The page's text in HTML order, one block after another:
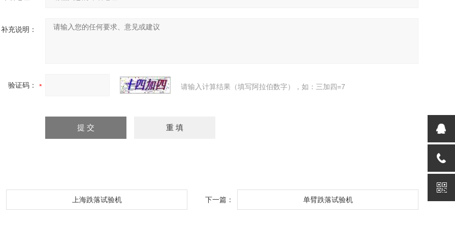
补充说明：
验证码： 请输入计算结果（填写阿拉伯数字），如：三加四=7
上海跌落试验机 下一篇： 单臂跌落试验机